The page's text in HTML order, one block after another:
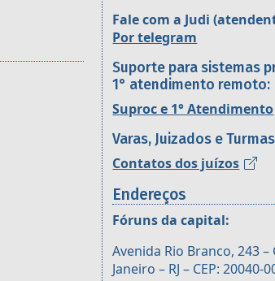
Fale com a Judi
Por telegram
Suporte para sistemas
1° atendimento remoto:
Suproc e 1° Atendimento
Varas, Juizados e
Contatos dos juízos
Endereços
Fóruns da capital:
Avenida Rio Branco, 243
Janeiro – RJ – CEP: 20040-